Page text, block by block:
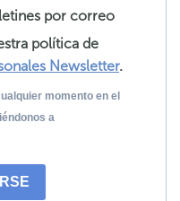
por correo
política de
Newsletter.
momento en el
a